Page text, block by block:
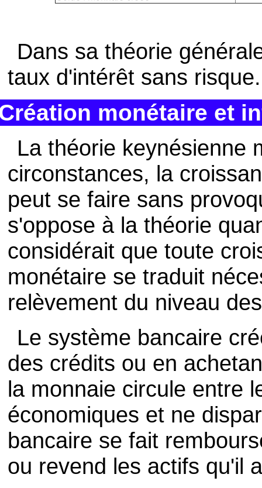
Dans sa théorie
taux d'intérêt sans risque.
monétaire et
La théorie keynésienne
circonstances, la
peut se faire sans
s'oppose à la théorie
considérait que toute
monétaire se traduit
relèvement du niveau
Le système bancaire
des crédits ou en
la monnaie circule entre
économiques et ne
bancaire se fait
ou revend les actifs qu'il